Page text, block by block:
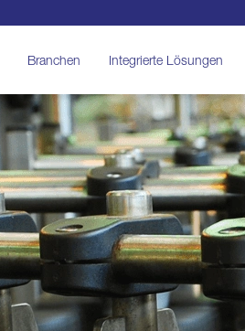
Branchen Integrierte Lösungen